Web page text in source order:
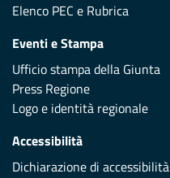
Elenco PEC e Rubrica
Eventi e Stampa
Ufficio stampa della Giunta
Press Regione
Logo e identità regionale
Accessibilità
Dichiarazione di accessibilità